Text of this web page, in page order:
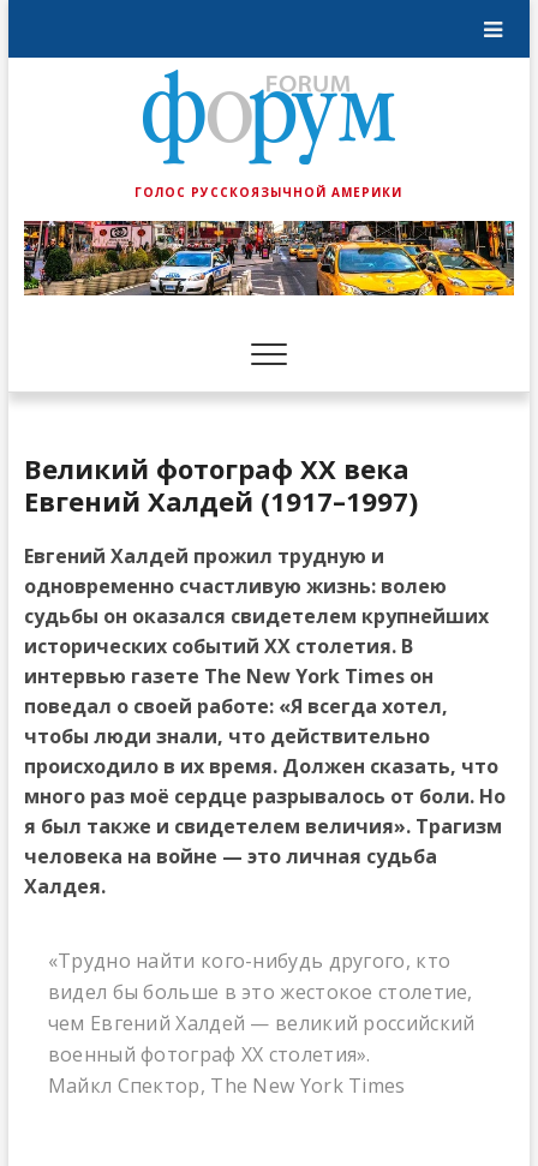
ГОЛОС РУССКОЯЗЫЧНОЙ АМЕРИКИ
Великий фотограф ХХ века
Евгений Халдей (1917–1997)
Евгений Халдей прожил трудную и
одновременно счастливую жизнь: волею
судьбы он оказался свидетелем крупнейших
исторических событий ХХ столетия. В
интервью газете The NewYork Timesон
поведал о своей работе: «Я всегда хотел,
чтобы люди знали, что действительно
происходило в их время. Должен сказать, что
много раз моё сердце разрывалось от боли. Но
я был также и свидетелем величия». Трагизм
человека на войне — это личная судьба
Халдея.
«Трудно найти кого-нибудь другого, кто
видел бы больше в это жестокое столетие,
чем Евгений Халдей — великий российский
военный фотограф ХХ столетия».
Майкл Спектор, The New York Times